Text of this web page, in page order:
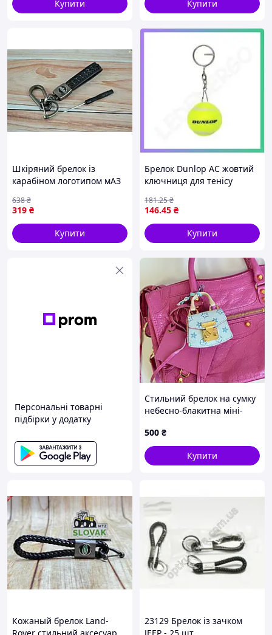
Купити Купити
Шкіряний брелок із
карабіном логотипом мАЗ
стильний аксесуар для
ключів
319 ₴
638₴
Купити
Брелок Dunlop AC жовтий
ключниця для тенісу
любителів спорту
SKU_305882
146.45 ₴
181.25₴
Купити
Персональні товарні
підбірки у додатку
Стильний брелок на сумку
небесно-блакитна міні-
500 ₴
Купити
Кожаный брелок Land-
23129 Брелок із зачком